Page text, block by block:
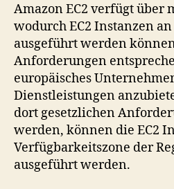
Amazon EC2 verfügt über
wodurch EC2 Instanzen
ausgeführt werden
Anforderungen
europäisches
Dienstleistungen
dort gesetzlichen
werden, können die EC2
Verfügbarkeitszone der
ausgeführt werden.